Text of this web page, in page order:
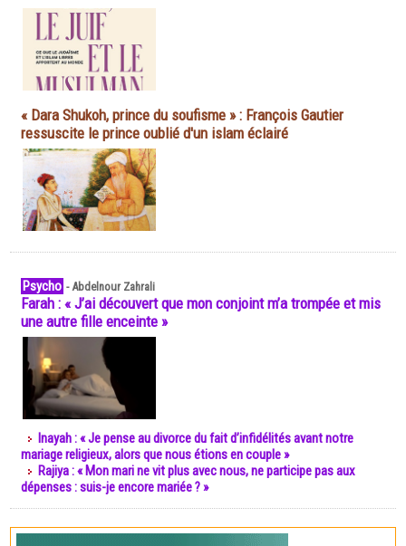
« Dara Shukoh, prince du soufisme » : François Gautier
ressuscite le prince oublié d'un islam éclairé
Psycho -Abdelnour Zahrali
Farah : « J’ai découvert que mon conjoint m’a trompée et mis
une autre fille enceinte »
Inayah : « Je pense au divorce du fait d’infidélités avant notre
mariage religieux, alors que nous étions en couple »
Rajiya : « Mon mari ne vit plus avec nous, ne participe pas aux
dépenses : suis-je encore mariée ? »